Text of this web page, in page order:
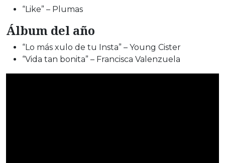
“Like” – Plumas
Álbum del año
“Lo más xulo de tu Insta” – Young Cister
“Vida tan bonita” – Francisca Valenzuela